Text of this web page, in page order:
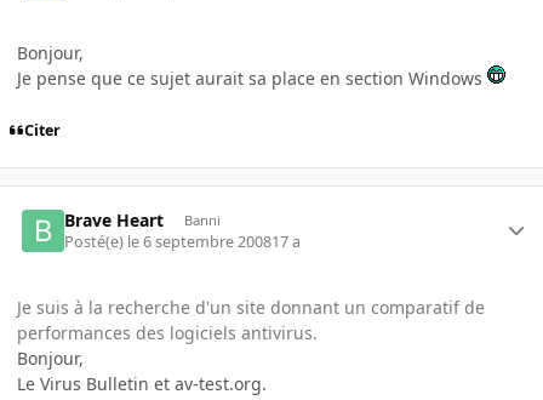
Bonjour,
Je pense que ce sujet aurait sa place en section Windows
Citer
Brave Heart Banni
Posté(e) le 6 septembre 200817 a
Je suis à la recherche d'un site donnant un comparatif de
performances des logiciels antivirus.
Bonjour,
Le Virus Bulletin et av-test.org.